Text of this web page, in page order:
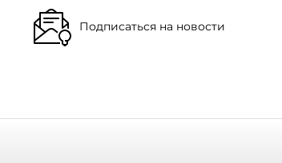
Подписаться на новости